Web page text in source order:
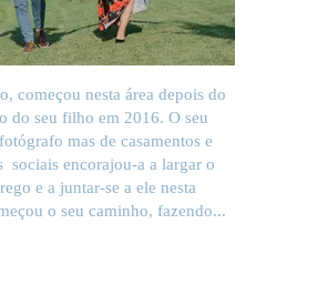
começou nesta área depois do
do seu filho em 2016. O seu
mas de casamentos e
sociais encorajou-a a largar o
e a juntar-se a ele nesta
o seu caminho, fazendo...